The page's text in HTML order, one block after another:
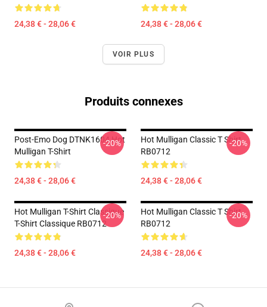
24,38 € - 28,06 € 24,38 € - 28,06 €
VOIR PLUS
Produits connexes
Post-Emo Dog DTNK1604 Hot
Mulligan T-Shirt
24,38 € - 28,06 €
-20%
Hot Mulligan Classic T Shirt
RB0712
24,38 € - 28,06 €
-20%
Hot Mulligan T-Shirt Classique
T-Shirt Classique RB0712
24,38 € - 28,06 €
-20%
Hot Mulligan Classic T Shirt
RB0712
24,38 € - 28,06 €
-20%